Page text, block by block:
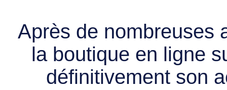
Après de nombreuses
la boutique en ligne
définitivement son